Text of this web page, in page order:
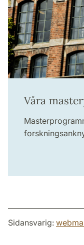
Våra
Sidansvarig: